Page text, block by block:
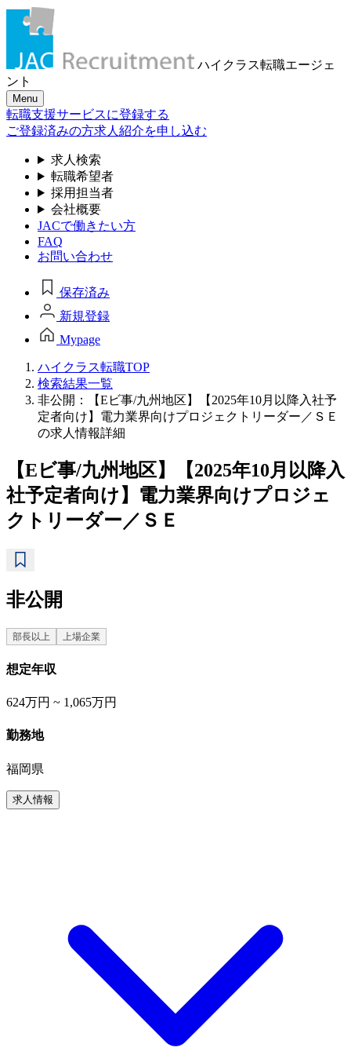
ハイクラス転職エージェ
ント
Menu
転職支援サービスに登録する
ご登録済みの方求人紹介を申し込む
求人検索
転職希望者
採用担当者
会社概要
JACで働きたい方
FAQ
お問い合わせ
保存済み
新規登録
Mypage
ハイクラス転職TOP
検索結果一覧
非公開：【Eビ事/九州地区】【2025年10月以降入社予
定者向け】電力業界向けプロジェクトリーダー／ＳＥ
の求人情報詳細
【Eビ事/九州地区】【2025年10月以降入
社予定者向け】電力業界向けプロジェ
クトリーダー／ＳＥ
非公開
部長以上 上場企業
想定年収
624万円 ~ 1,065万円
勤務地
福岡県
求人情報